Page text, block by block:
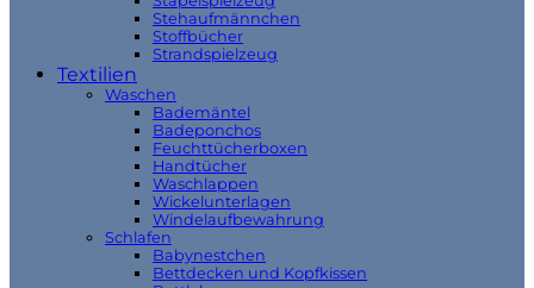
Stehaufmännchen
Stoffbücher
Strandspielzeug
Textilien
Waschen
Bademäntel
Badeponchos
Feuchttücherboxen
Handtücher
Waschlappen
Wickelunterlagen
Windelaufbewahrung
Schlafen
Babynestchen
Bettdecken und Kopfkissen